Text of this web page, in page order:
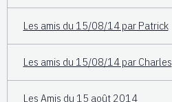
Les amis du 15/08/14 par Patrick
Les amis du 15/08/14 par Charles
Les Amis du 15 août 2014